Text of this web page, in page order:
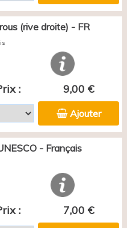
(rive droite) - FR
: 9,00 €
Ajouter
- Français
: 7,00 €